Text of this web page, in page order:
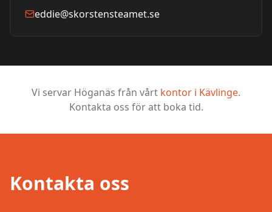
eddie@skorstensteamet.se
Vi servar Höganäs från vårt kontor i Kävlinge.
Kontakta oss för att boka tid.
Kontakta oss